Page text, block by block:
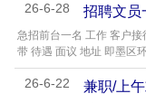
26-6-28 招聘文员
急招前台一名 工作 客户
带 待遇 面议 地址 即墨区
26-6-22 兼职/上